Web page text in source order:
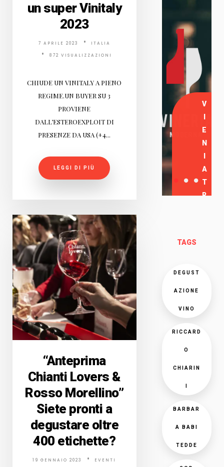
un super Vinitaly
2023
7 APRILE 2023 ITALIA
872 VISUALIZZAZIONI
CHIUDE UN VINITALY A PIENO
REGIME.UN BUYER SU 3
PROVIENE
DALL’ESTEROEXPLOIT DI
PRESENZE DA USA (+4...
LEGGI DI PIÙ
“Anteprima
Chianti Lovers &
Rosso Morellino”
Siete pronti a
degustare oltre
400 etichette?
19 GENNAIO 2023 EVENTI
V
E
N
A
T
R
TAGS
DEGUST
AZIONE
VINO
RICCARD
O
CHIARIN
BARBAR
A BABI
TEDDE